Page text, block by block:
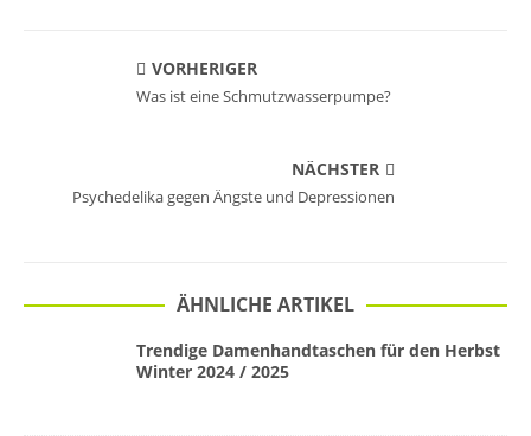
VORHERIGER
Was ist eine Schmutzwasserpumpe?
NÄCHSTER
Psychedelika gegen Ängste und Depressionen
ÄHNLICHE ARTIKEL
Trendige Damenhandtaschen für den Herbst
Winter 2024 / 2025